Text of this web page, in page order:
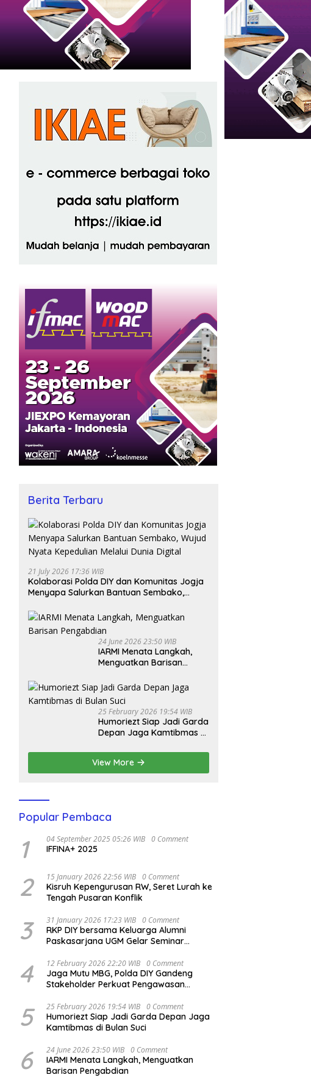
Berita Terbaru
21 July 2026 17:36 WIB
Kolaborasi Polda DIY dan Komunitas Jogja
Menyapa Salurkan Bantuan Sembako,
Digital
24 June 2026 23:50 WIB
IARMI Menata Langkah,
Menguatkan Barisan
25 February 2026 19:54 WIB
Humoriezt Siap Jadi Garda
Depan Jaga Kamtibmas di
View More
Popular Pembaca
1 04 September 2025 05:26 WIB 0 Comment
IFFINA+ 2025
2 15 January 2026 22:56 WIB 0 Comment
Kisruh Kepengurusan RW, Seret Lurah ke
Tengah Pusaran Konflik
3 31 January 2026 17:23 WIB 0 Comment
RKP DIY bersama Keluarga Alumni
Paskasarjana UGM Gelar Seminar
4 12 February 2026 22:20 WIB 0 Comment
Jaga Mutu MBG, Polda DIY Gandeng
Stakeholder Perkuat Pengawasan
5 25 February 2026 19:54 WIB 0 Comment
Humoriezt Siap Jadi Garda Depan Jaga
Kamtibmas di Bulan Suci
6 24 June 2026 23:50 WIB 0 Comment
IARMI Menata Langkah, Menguatkan
Barisan Pengabdian